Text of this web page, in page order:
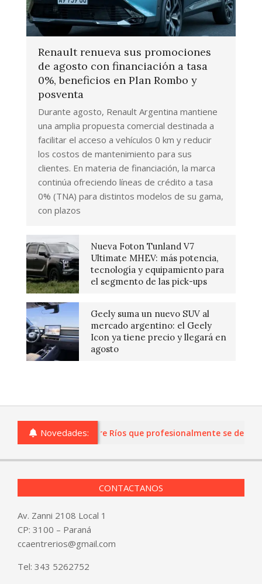
Renault renueva sus promociones
de agosto con financiación a tasa
0%, beneficios en Plan Rombo y
posventa
Durante agosto, Renault Argentina mantiene
una amplia propuesta comercial destinada a
facilitar el acceso a vehículos 0 km y reducir
los costos de mantenimiento para sus
clientes. En materia de financiación, la marca
continúa ofreciendo líneas de crédito a tasa
0% (TNA) para distintos modelos de su gama,
con plazos
Nueva Foton Tunland V7
Ultimate MHEV: más potencia,
tecnología y equipamiento para
el segmento de las pick-ups
Geely suma un nuevo SUV al
mercado argentino: el Geely
Icon ya tiene precio y llegará en
agosto
Novedades:
o comercios de Entre Ríos que profesionalmente se
CONTACTANOS
Av. Zanni 2108 Local 1
CP: 3100 – Paraná
ccaentrerios@gmail.com
Tel: 343 5262752